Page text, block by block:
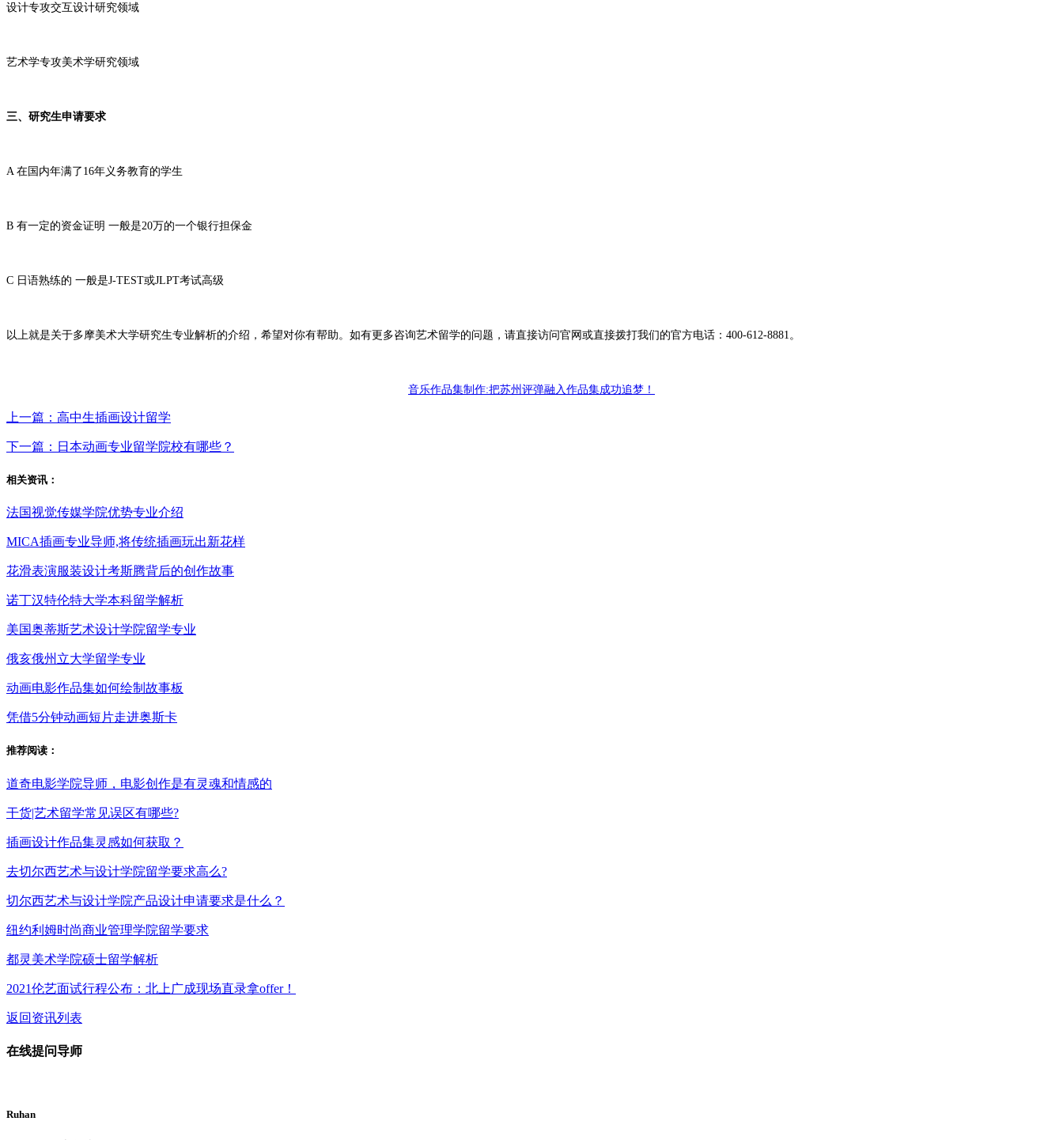
设计专攻交互设计研究领域
艺术学专攻美术学研究领域
三、研究生申请要求
A 在国内年满了16年义务教育的学生
B 有一定的资金证明 一般是20万的一个银行担保金
C 日语熟练的 一般是J-TEST或JLPT考试高级
以上就是关于多摩美术大学研究生专业解析的介绍，希望对你有帮助。如有更多咨询艺术留学的问题，请直接访问官网或直接拨打我们的官方电话：400-612-8881。
音乐作品集制作:把苏州评弹融入作品集成功追梦！
上一篇：高中生插画设计留学
下一篇：日本动画专业留学院校有哪些？
相关资讯：
法国视觉传媒学院优势专业介绍
MICA插画专业导师,将传统插画玩出新花样
花滑表演服装设计考斯腾背后的创作故事
诺丁汉特伦特大学本科留学解析
美国奥蒂斯艺术设计学院留学专业
俄亥俄州立大学留学专业
动画电影作品集如何绘制故事板
凭借5分钟动画短片走进奥斯卡
推荐阅读：
道奇电影学院导师，电影创作是有灵魂和情感的
干货|艺术留学常见误区有哪些?
插画设计作品集灵感如何获取？
去切尔西艺术与设计学院留学要求高么?
切尔西艺术与设计学院产品设计申请要求是什么？
纽约利姆时尚商业管理学院留学要求
都灵美术学院硕士留学解析
2021伦艺面试行程公布：北上广成现场直录拿offer！
返回资讯列表
在线提问导师
Ruhan